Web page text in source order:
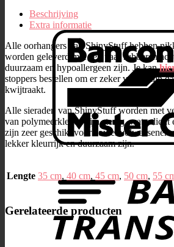
Beschrijving
Extra informatie
Alle oorhangers van ShinyStuff hebben
worden geleverd met een paar rubberen
duurzaam en hypoallergeen zijn. Je kan
stoppers bestellen om er zeker van te zijn
kwijtraakt.
Alle sieraden van ShinyStuff worden met
van polymeerklei en zijn stevig, waterdicht
zijn zeer geschikt voor zowel volwassenen
lekker kleurrijk en duurzaam zijn.
Lengte 35 cm, 40 cm, 45 cm, 50 cm, 55
Gerelateerde producten